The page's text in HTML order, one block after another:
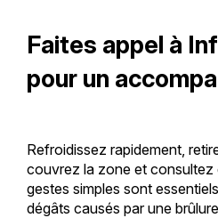
Faites appel à
pour un
Refroidissez rapidement,
couvrez la zone et consultez
gestes simples sont
dégâts causés par une